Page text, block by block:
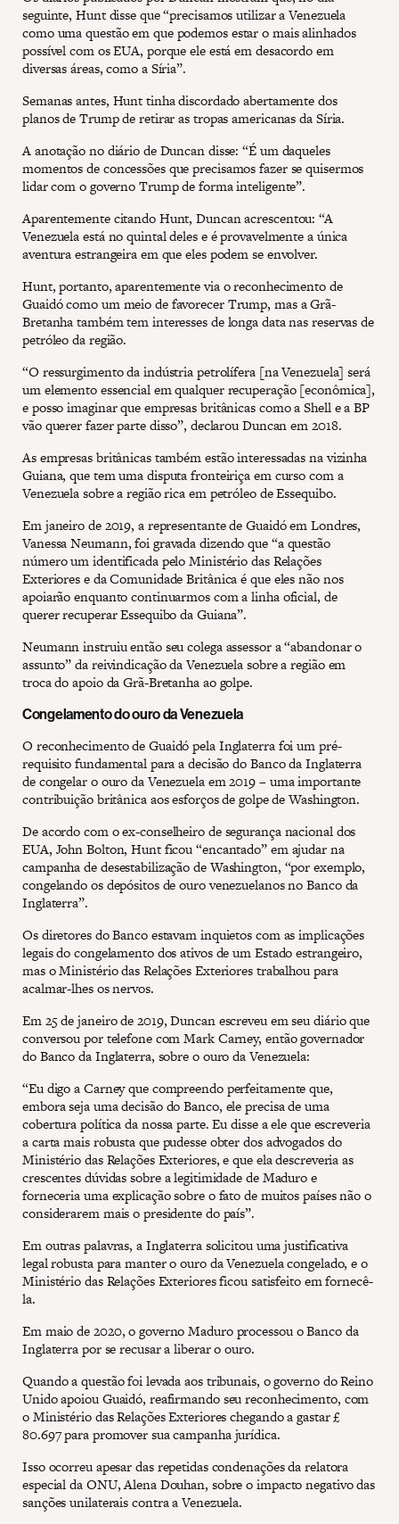
seguinte, Hunt disse que “precisamos utilizar a Venezuela
como uma questão em que podemos estar o mais alinhados
possível com os EUA, porque ele está em desacordo em
diversas áreas, como a Síria”.
Semanas antes, Hunt tinha discordado abertamente dos
planos de Trump de retirar as tropas americanas da Síria.
A anotação no diário de Duncan disse: “É um daqueles
momentos de concessões que precisamos fazer se quisermos
lidar com o governo Trump de forma inteligente”.
Aparentemente citando Hunt, Duncan acrescentou: “A
Venezuela está no quintal deles e é provavelmente a única
aventura estrangeira em que eles podem se envolver.
Hunt, portanto, aparentemente via o reconhecimento de
Guaidó como um meio de favorecer Trump, mas a Grã-
Bretanha também tem interesses de longa data nas reservas de
petróleo da região.
“O ressurgimento da indústria petrolífera [na Venezuela] será
um elemento essencial em qualquer recuperação [econômica],
e posso imaginar que empresas britânicas como a Shell e a BP
vão querer fazer parte disso”, declarou Duncan em 2018.
As empresas britânicas também estão interessadas na vizinha
Guiana, que tem uma disputa fronteiriça em curso com a
Venezuela sobre a região rica em petróleo de Essequibo.
Em janeiro de 2019, a representante de Guaidó em Londres,
Vanessa Neumann, foi gravada dizendo que “a questão
número um identificada pelo Ministério das Relações
Exteriores e da Comunidade Britânica é que eles não nos
apoiarão enquanto continuarmos com a linha oficial, de
querer recuperar Essequibo da Guiana”.
Neumann instruiu então seu colega assessor a “abandonar o
assunto” da reivindicação da Venezuela sobre a região em
troca do apoio da Grã-Bretanha ao golpe.
Congelamento do ouro da Venezuela
O reconhecimento de Guaidó pela Inglaterra foi um pré-
requisito fundamental para a decisão do Banco da Inglaterra
de congelar o ouro da Venezuela em 2019 – uma importante
contribuição britânica aos esforços de golpe de Washington.
De acordo com o ex-conselheiro de segurança nacional dos
EUA, John Bolton, Hunt ficou “encantado” em ajudar na
campanha de desestabilização de Washington, “por exemplo,
congelando os depósitos de ouro venezuelanos no Banco da
Inglaterra”.
Os diretores do Banco estavam inquietos com as implicações
legais do congelamento dos ativos de um Estado estrangeiro,
mas o Ministério das Relações Exteriores trabalhou para
acalmar-lhes os nervos.
Em 25 de janeiro de 2019, Duncan escreveu em seu diário que
conversou por telefone com Mark Carney, então governador
do Banco da Inglaterra, sobre o ouro da Venezuela:
“Eu digo a Carney que compreendo perfeitamente que,
embora seja uma decisão do Banco, ele precisa de uma
cobertura política da nossa parte. Eu disse a ele que escreveria
a carta mais robusta que pudesse obter dos advogados do
Ministério das Relações Exteriores, e que ela descreveria as
crescentes dúvidas sobre a legitimidade de Maduro e
forneceria uma explicação sobre o fato de muitos países não o
considerarem mais o presidente do país”.
Em outras palavras, a Inglaterra solicitou uma justificativa
legal robusta para manter o ouro da Venezuela congelado, e o
Ministério das Relações Exteriores ficou satisfeito em fornecê-
la.
Em maio de 2020, o governo Maduro processou o Banco da
Inglaterra por se recusar a liberar o ouro.
Quando a questão foi levada aos tribunais, o governo do Reino
Unido apoiou Guaidó, reafirmando seu reconhecimento, com
o Ministério das Relações Exteriores chegando a gastar £
80.697 para promover sua campanha jurídica.
Isso ocorreu apesar das repetidas condenações da relatora
especial da ONU, Alena Douhan, sobre o impacto negativo das
sanções unilaterais contra a Venezuela.